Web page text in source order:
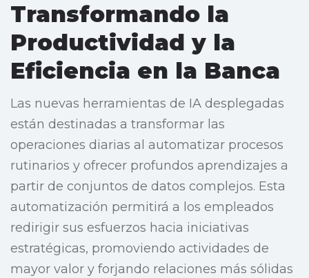
Transformando la
Productividad y la
Eficiencia en la Banca
Las nuevas herramientas de IA desplegadas
están destinadas a transformar las
operaciones diarias al automatizar procesos
rutinarios y ofrecer profundos aprendizajes a
partir de conjuntos de datos complejos. Esta
automatización permitirá a los empleados
redirigir sus esfuerzos hacia iniciativas
estratégicas, promoviendo actividades de
mayor valor y forjando relaciones más sólidas